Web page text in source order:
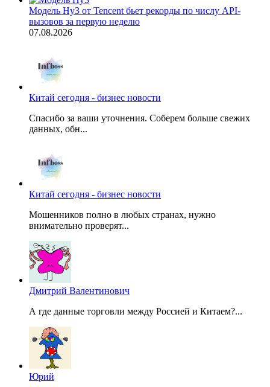
Модель Hy3 от Tencent бьет рекорды по числу API-
вызовов за первую неделю
07.08.2026
Китай сегодня - бизнес новости
Спасибо за ваши уточнения. Соберем больше свежих
данных, обн...
Китай сегодня - бизнес новости
Мошенников полно в любых странах, нужно
внимательно проверят...
Дмитрий Валентинович
А где данные торговли между Россией и Китаем?...
Юрий